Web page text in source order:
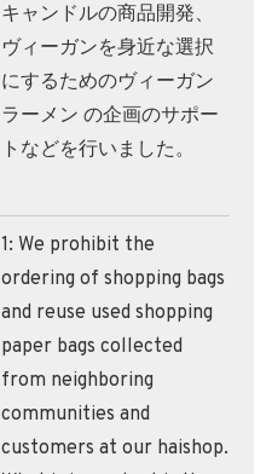
キャンドルの商品開発、
ヴィーガンを身近な選択
にするためのヴィーガン
ラーメン の企画のサポー
トなどを行いました。
1: We prohibit the
ordering of shopping bags
and reuse used shopping
paper bags collected
from neighboring
communities and
customers at our haishop.